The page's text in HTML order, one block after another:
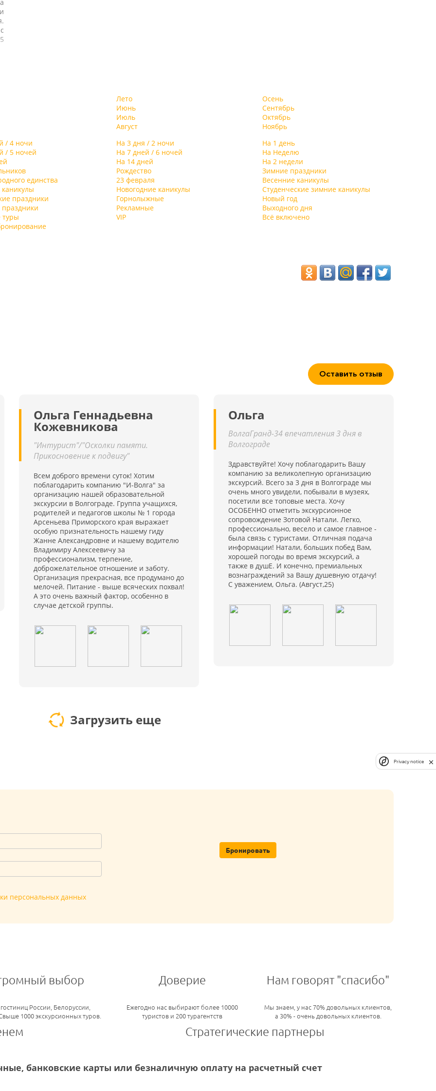
Лето
Июнь
Июль
Август
Осень
Сентябрь
Октябрь
Ноябрь
/ 4 ночи На 3 дня / 2 ночи
На 1 день
/ 5 ночей На 7 дней / 6 ночей
На Неделю
На 14 дней
На 2 недели
Рождество
Зимние праздники
единства 23 февраля
Весенние каникулы
Новогодние каникулы
Студенческие зимние каникулы
праздники Горнолыжные
Новый год
Рекламные
Выходного дня
туры VIP
Всё включено
Оставить отзыв
Ольга Геннадьевна
Кожевникова
"Интурист"/"Осколки памяти.
Прикосновение к подвигу"
Всем доброго времени суток! Хотим
поблагодарить компанию "И-Волга" за
организацию нашей образовательной
экскурсии в Волгограде. Группа учащихся,
родителей и педагогов школы № 1 города
Арсеньева Приморского края выражает
особую признательность нашему гиду
Жанне Александровне и нашему водителю
Владимиру Алексеевичу за
профессионализм, терпение,
доброжелательное отношение и заботу.
Организация прекрасная, все продумано до
мелочей. Питание - выше всяческих похвал!
А это очень важный фактор, особенно в
случае детской группы.
Ольга
ВолгаГранд-34 впечатления 3 дня в
Волгограде
Здравствуйте! Хочу поблагодарить Вашу
компанию за великолепную организацию
экскурсий. Всего за 3 дня в Волгограде мы
очень много увидели, побывали в музеях,
посетили все топовые места. Хочу
ОСОБЕННО отметить экскурсионное
сопровождение Зотовой Натали. Легко,
профессионально, весело и самое главное -
была связь с туристами. Отличная подача
информации! Натали, больших побед Вам,
хорошей погоды во время экскурсий, а
также в душЕ. И конечно, премиальных
вознаграждений за Вашу душевную отдачу!
С уважением, Ольга. (Август,25)
Загрузить еще
персональных данных
Бронировать
выбор
России, Белоруссии,
1000 экскурсионных туров.
Доверие
Ежегодно нас выбирают более 10000
туристов и 200 турагентств
Нам говорят "спасибо"
Мы знаем, у нас 70% довольных клиентов,
а 30% - очень довольных клиентов.
Стратегические партнеры
банковские карты или безналичную оплату на расчетный счет
Privacy notice